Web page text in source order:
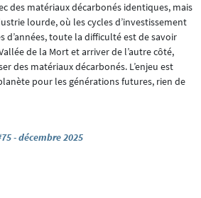
des matériaux décarbonés identiques, mais
lourde, où les cycles d’investissement
d’années, toute la difficulté est de savoir
de la Mort et arriver de l’autre côté,
des matériaux décarbonés. L’enjeu est
pour les générations futures, rien de
- décembre 2025